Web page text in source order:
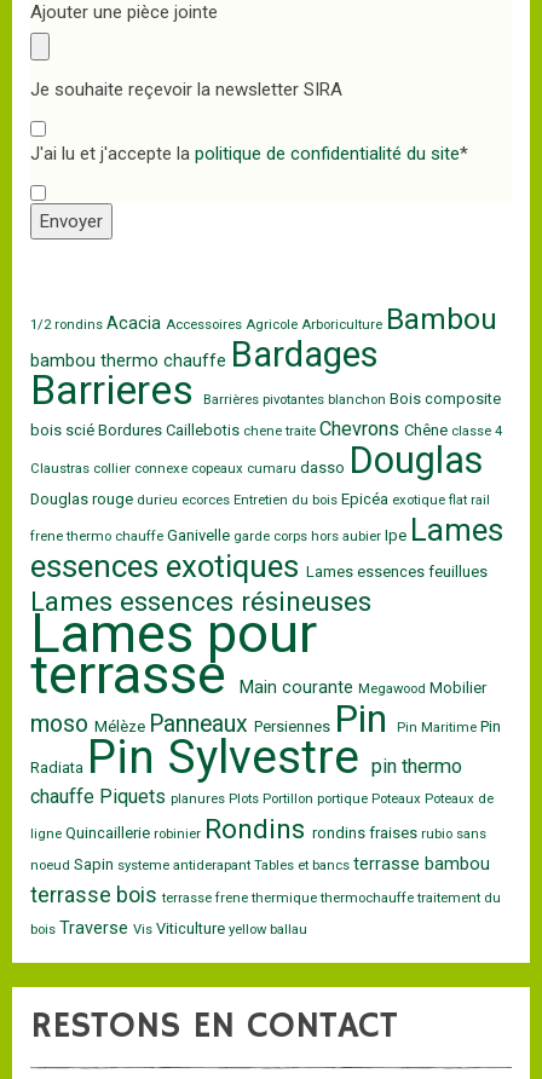
Ajouter une pièce jointe
Je souhaite reçevoir la newsletter SIRA
J'ai lu et j'accepte la politique de confidentialité du site*
Envoyer
1/2 rondins Acacia Accessoires Agricole Arboriculture Bambou
bambou thermo chauffe Bardages
Barrieres Barrières pivotantes blanchon Bois composite
bois scié Bordures Caillebotis chene traite Chevrons Chêne classe 4
Claustras collier connexe copeaux cumaru dasso Douglas
Douglas rouge durieu ecorces Entretien du bois Epicéa exotique flat rail
frene thermo chauffe Ganivelle garde corps hors aubier Ipe Lames
essences exotiques Lames essences feuillues
Lames essences résineuses
Lames pour
terrasse Main courante Megawood Mobilier
moso Mélèze Panneaux Persiennes Pin Pin Maritime Pin
Radiata Pin Sylvestre pin thermo
chauffe Piquets planures Plots Portillon portique Poteaux Poteaux de
ligne Quincaillerie robinier Rondins rondins fraises rubio sans
noeud Sapin systeme antiderapant Tables et bancs terrasse bambou
terrasse boisterrasse frenethermiquethermochauffetraitement du
bois Traverse Vis Viticulture yellow ballau
RESTONS EN CONTACT